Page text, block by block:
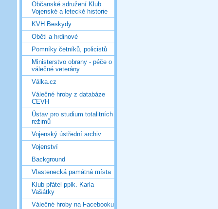
Občanské sdružení Klub
Vojenské a letecké historie
KVH Beskydy
Oběti a hrdinové
Pomníky četníků, policistů
Ministerstvo obrany - péče o
válečné veterány
Válka.cz
Válečné hroby z databáze
CEVH
Ústav pro studium totalitních
režimů
Vojenský ústřední archiv
Vojenství
Background
Vlastenecká památná místa
Klub přátel pplk. Karla
Vašátky
Válečné hroby na Facebooku